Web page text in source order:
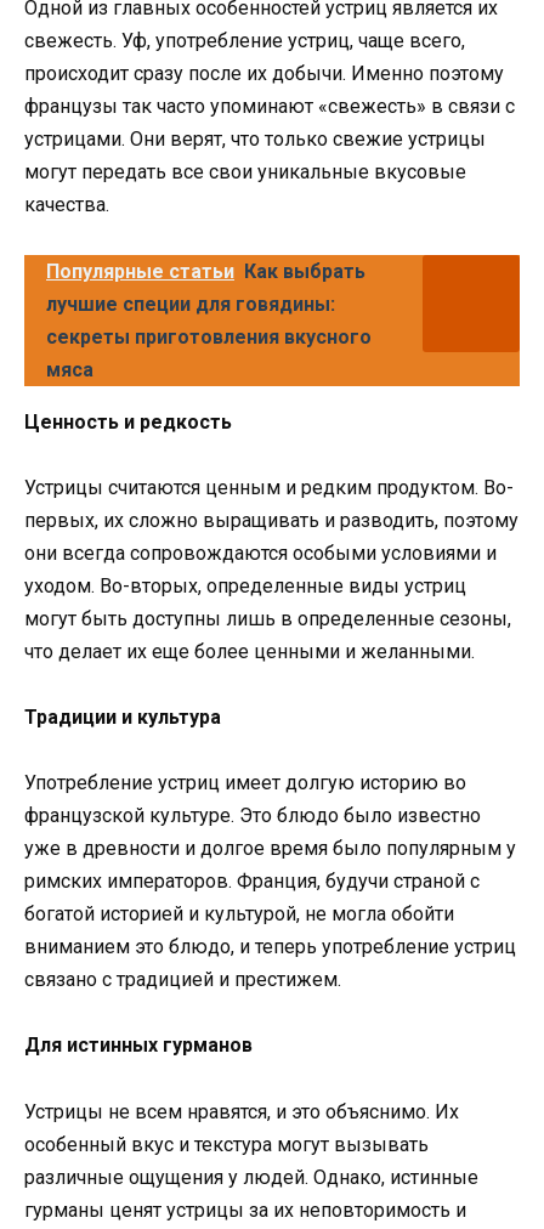
Одной из главных особенностей устриц является их
свежесть. Уф, употребление устриц, чаще всего,
происходит сразу после их добычи. Именно поэтому
французы так часто упоминают «свежесть» в связи с
устрицами. Они верят, что только свежие устрицы
могут передать все свои уникальные вкусовые
качества.
Популярные статьи Как выбрать
лучшие специи для говядины:
секреты приготовления вкусного
мяса
Ценность и редкость
Устрицы считаются ценным и редким продуктом. Во-
первых, их сложно выращивать и разводить, поэтому
они всегда сопровождаются особыми условиями и
уходом. Во-вторых, определенные виды устриц
могут быть доступны лишь в определенные сезоны,
что делает их еще более ценными и желанными.
Традиции и культура
Употребление устриц имеет долгую историю во
французской культуре. Это блюдо было известно
уже в древности и долгое время было популярным у
римских императоров. Франция, будучи страной с
богатой историей и культурой, не могла обойти
вниманием это блюдо, и теперь употребление устриц
связано с традицией и престижем.
Для истинных гурманов
Устрицы не всем нравятся, и это объяснимо. Их
особенный вкус и текстура могут вызывать
различные ощущения у людей. Однако, истинные
гурманы ценят устрицы за их неповторимость и